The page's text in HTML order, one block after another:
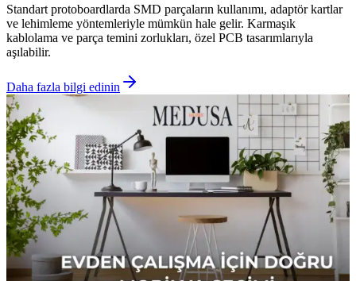
Standart protoboardlarda SMD parçaların kullanımı, adaptör kartlar
ve lehimleme yöntemleriyle mümkün hale gelir. Karmaşık
kablolama ve parça temini zorlukları, özel PCB tasarımlarıyla
aşılabilir.
Daha fazla bilgi edinin